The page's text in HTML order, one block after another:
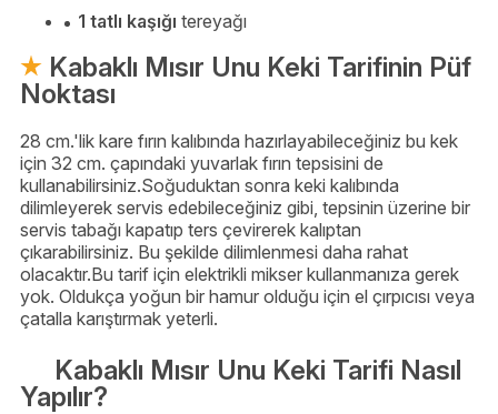
1 tatlı kaşığı tereyağı
Kabaklı Mısır Unu Keki Tarifinin Püf
Noktası
28 cm.'lik kare fırın kalıbında hazırlayabileceğiniz bu kek
için 32 cm. çapındaki yuvarlak fırın tepsisini de
kullanabilirsiniz.Soğuduktan sonra keki kalıbında
dilimleyerek servis edebileceğiniz gibi, tepsinin üzerine bir
servis tabağı kapatıp ters çevirerek kalıptan
çıkarabilirsiniz. Bu şekilde dilimlenmesi daha rahat
olacaktır.Bu tarif için elektrikli mikser kullanmanıza gerek
yok. Oldukça yoğun bir hamur olduğu için el çırpıcısı veya
çatalla karıştırmak yeterli.
Kabaklı Mısır Unu Keki Tarifi Nasıl
Yapılır?